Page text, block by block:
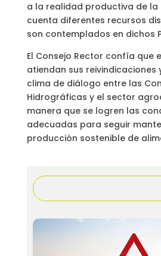
a la realidad productiva de la
cuenta diferentes recursos
son contemplados en dichos
El Consejo Rector confía que
atiendan sus reivindicaciones
clima de diálogo entre las
Hidrográficas y el sector
manera que se logren las
adecuadas para seguir
producción sostenible de